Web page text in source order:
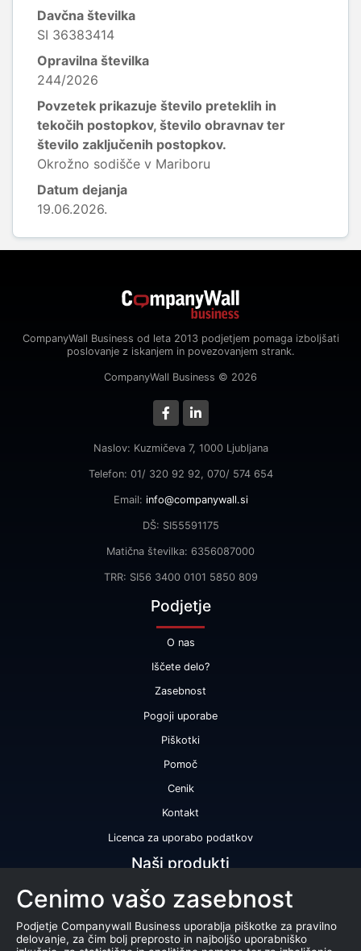
Davčna številka
SI 36383414
Opravilna številka
244/2026
Povzetek prikazuje število preteklih in
tekočih postopkov, število obravnav ter
število zaključenih postopkov.
Okrožno sodišče v Mariboru
Datum dejanja
19.06.2026.
CompanyWall Business od leta 2013 podjetjem pomaga izboljšati
poslovanje z iskanjem in povezovanjem strank.
CompanyWall Business © 2026
Naslov: Kuzmičeva 7, 1000 Ljubljana
Telefon: 01/ 320 92 92, 070/ 574 654
Email: info@companywall.si
DŠ: SI55591175
Matična številka: 6356087000
TRR: SI56 3400 0101 5850 809
Podjetje
O nas
Iščete delo?
Zasebnost
Pogoji uporabe
Piškotki
Pomoč
Cenik
Kontakt
Licenca za uporabo podatkov
Naši produkti
Bonitetna ocena
Bonitetno poročilo
Certifikat bonitetne odličnosti
Cenimo vašo zasebnost
Podjetje Companywall Business uporablja piškotke za pravilno
delovanje, za čim bolj preprosto in najboljšo uporabniško